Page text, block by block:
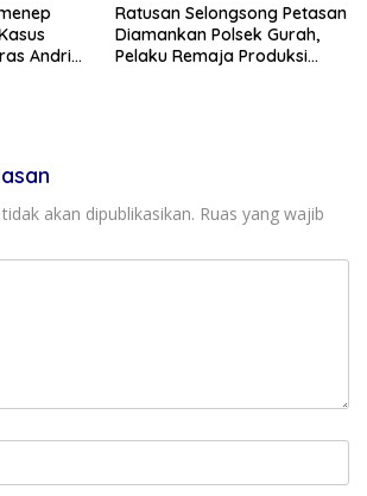
Andrie
Ratusan Selongsong Petasan
Diamankan Polsek Gurah,
Pelaku Remaja Produksi
akan dipublikasikan. Ruas yang wajib